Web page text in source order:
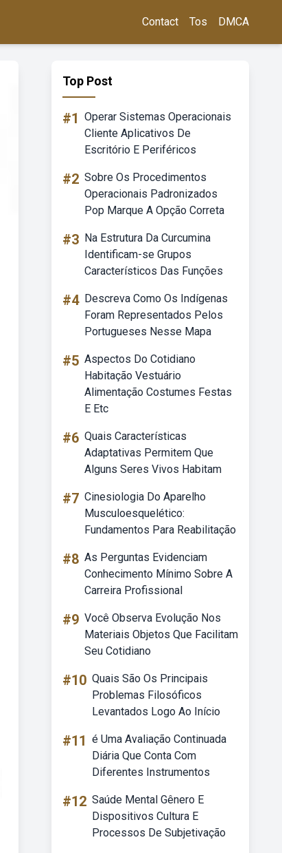
Contact Tos DMCA
Top Post
#1 Operar Sistemas Operacionais
Cliente Aplicativos De
Escritório E Periféricos
#2 Sobre Os Procedimentos
Operacionais Padronizados
Pop Marque A Opção Correta
#3 Na Estrutura Da Curcumina
Identificam-se Grupos
Característicos Das Funções
#4 Descreva Como Os Indígenas
Foram Representados Pelos
Portugueses Nesse Mapa
#5 Aspectos Do Cotidiano
Habitação Vestuário
Alimentação Costumes Festas
E Etc
#6 Quais Características
Adaptativas Permitem Que
Alguns Seres Vivos Habitam
#7 Cinesiologia Do Aparelho
Musculoesquelético:
Fundamentos Para Reabilitação
#8 As Perguntas Evidenciam
Conhecimento Mínimo Sobre A
Carreira Profissional
#9 Você Observa Evolução Nos
Materiais Objetos Que Facilitam
Seu Cotidiano
#10 Quais São Os Principais
Problemas Filosóficos
Levantados Logo Ao Início
#11 é Uma Avaliação Continuada
Diária Que Conta Com
Diferentes Instrumentos
#12 Saúde Mental Gênero E
Dispositivos Cultura E
Processos De Subjetivação